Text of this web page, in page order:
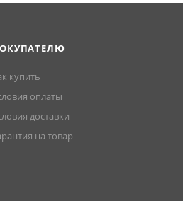
купить
оплаты
доставки
на товар